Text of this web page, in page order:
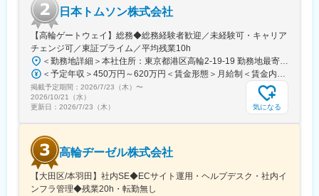
変更の範囲：会社の定める業務
日本トムソン株式会社
【高輪ゲートウェイ】総務◆総務経験者歓迎／未経験可・キャリア
チェンジ可／東証プライム／平均残業10h
＜勤務地詳細＞本社住所：東京都港区高輪2-19-19 勤務地最寄駅：京急本線／泉岳寺駅受動喫煙対策：屋内全面禁煙変更の範囲：会社の定める事業所
＜予定年収＞450万円～620万円＜賃金形態＞月給制＜賃金内訳＞月額（基本給）：290,000円～400,000円＜月給＞290,000円～400,000円＜昇給有無＞有＜残業手当＞有＜給与補足＞■年齢・経験・スキルに応じ決定いたします。■上記年収は、月給・全社員支給される手当 の12か月分 ＋ 賞与 + 10時間分の残業を想定した金額です。■賞与年2回（2025年実績5カ月）賃金はあくまでも目安の金額であり、選考を通じて上下する可能性があります。月給(月額)は固定手当を含めた表記です。
掲載予定期間： 2026/7/23（木） 〜
2026/10/21（水）
更新日： 2026/7/23（木） 気になる
高輪ヂーゼル株式会社
【大田区/本羽田】社内SE◆ECサイト運用・ヘルプデスク・社内イ
ンフラ管理◆残業20h・転勤無し